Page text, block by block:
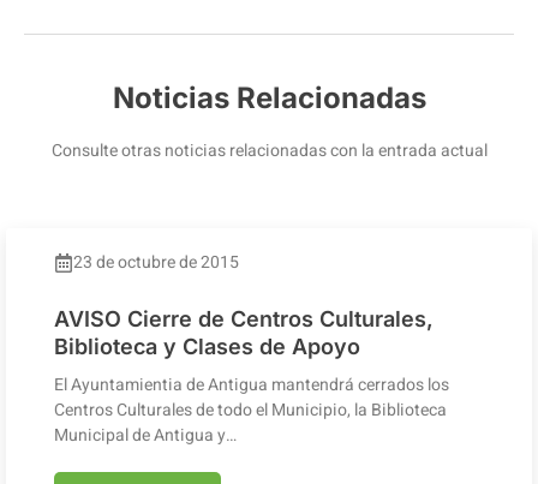
Noticias Relacionadas
Consulte otras noticias relacionadas con la entrada actual
23 de octubre de 2015
AVISO Cierre de Centros Culturales,
Biblioteca y Clases de Apoyo
El Ayuntamientia de Antigua mantendrá cerrados los
Centros Culturales de todo el Municipio, la Biblioteca
Municipal de Antigua y…